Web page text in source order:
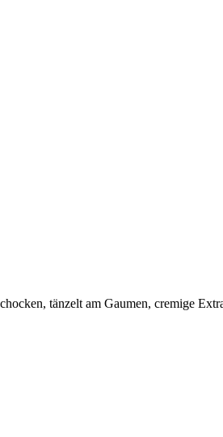
tänzelt am Gaumen, cremige